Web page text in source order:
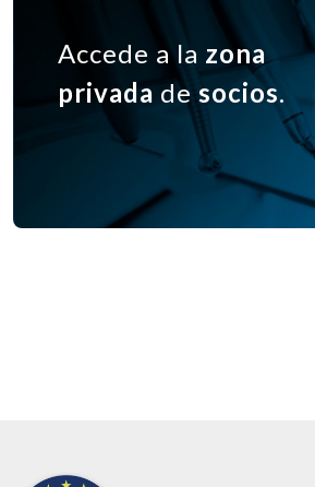
Accede a la zona
privadadesocios.